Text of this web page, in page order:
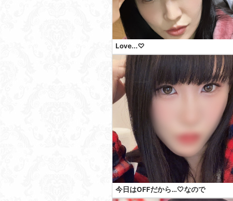
Love...♡
今日はOFFだから…🤍なので